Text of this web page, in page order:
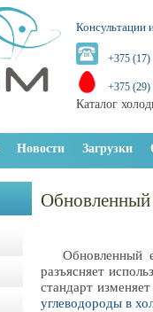
Консультации
+375 (17)
+375 (29)
Каталог
Новости Загрузки
Обновленный
Обновленный
разъясняет
стандарт
углеводороды в